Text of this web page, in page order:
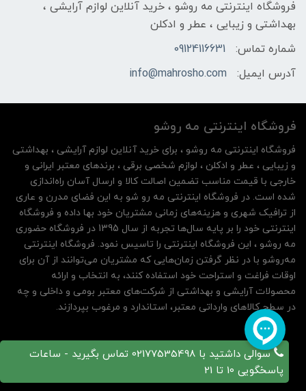
فروشگاه اینترنتی مه‌ رو‌شو ، خرید آنلاین لوازم آرایشی ،
بهداشتی و زیبایی ، عطر و ادکلن
شماره تماس:
09124116631
آدرس ایمیل:
info@mahrosho.com
سوالی داشتید با 02177535498 تماس بگیرید - ساعات
پاسخگویی 10 تا 21
فروشگاه اینترنتی مه‌ رو‌شو
فروشگاه اینترنتی مه‌ رو‌شو ، برای خرید آنلاین لوازم آرایشی ، بهداشتی
و زیبایی ، عطر و ادکلن ، لوازم شخصی برقی ، برندهای معتبر ایرانی و
خارجی با قیمت مناسب تضمین اصالت کالا و ارسال آسان راه‌اندازی
شده است. در فروشگاه اینترنتی مه رو شو به این فضای مدرن و عاری
از ترافیک شهری و هزینه‌های زمانی مشتریان خود بها داده و فروشگاه
اینترنتی خود را بر پایه سال‌ها تجربه از سال 1395 در فروشگاه حضوری
مه روشو ، این فروشگاه اینترنتی را تاسیس نمود. فروشگاه اینترنتی
مه‌رو‌شو با در نظر گرفتن زمان‌هایی که مشتریان می‌توانند از آن‌ برای
اوقات فراغت و استراحت خود استفاده کنند، به انتخاب و ارائه
محصولات آرایشی و بهداشتی از شرکت‌های معتبر بومی و داخلی و چه
در سطح کالاهای وارداتی معتبر، استاندارد و مرغوب بپردازند.